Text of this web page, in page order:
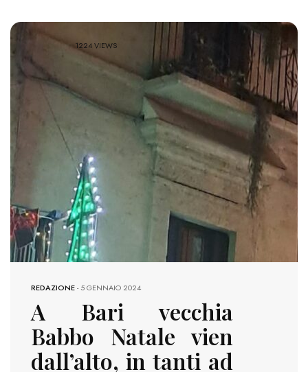
1224 VIEWS
REDAZIONE-5 GENNAIO 2024
A Bari vecchia
Babbo Natale vien
dall’alto, in tanti ad